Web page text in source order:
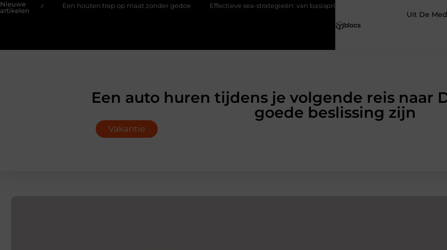
Nieuwe
artikelen
Een houten trap op maat zonder gedoe Effectieve sea-strategieën: van basisprincipes tot optimalisatie
Uit De
Een auto huren tijdens je volgende reis naar
goede beslissing zijn
Vakantie